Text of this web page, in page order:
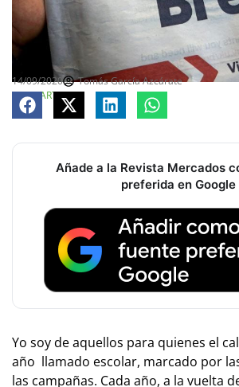
14/09/2020
Tomás García Azcárate
COMPARTE
Añade a la Revista Mercados
preferida en Google
Yo soy de aquellos para quienes el
año llamado escolar, marcado por
las campañas. Cada año, a la vuelta